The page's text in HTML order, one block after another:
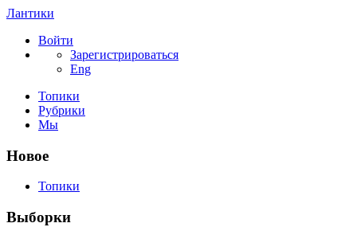
Лантики
Войти
Зарегистрироваться
Eng
Топики
Рубрики
Мы
Новое
Топики
Выборки